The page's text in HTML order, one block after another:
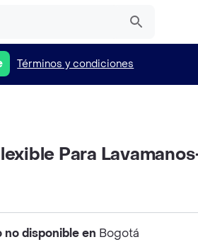
Términos y condiciones
Para
no disponible en Bogotá